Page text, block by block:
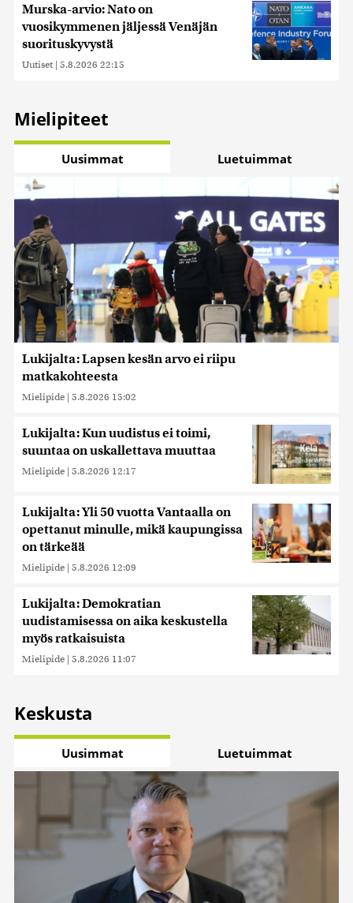
Murska-arvio: Nato on
vuosikymmenen jäljessä Venäjän
suorituskyvystä
Uutiset | 5.8.2026 22:15
Mielipiteet
Uusimmat Luetuimmat
Lukijalta: Lapsen kesän arvo ei riipu
matkakohteesta
Mielipide | 5.8.2026 15:02
Lukijalta: Kun uudistus ei toimi,
suuntaa on uskallettava muuttaa
Mielipide | 5.8.2026 12:17
Lukijalta: Yli 50 vuotta Vantaalla on
opettanut minulle, mikä kaupungissa
on tärkeää
Mielipide | 5.8.2026 12:09
Lukijalta: Demokratian
uudistamisessa on aika keskustella
myös ratkaisuista
Mielipide | 5.8.2026 11:07
Keskusta
Uusimmat Luetuimmat